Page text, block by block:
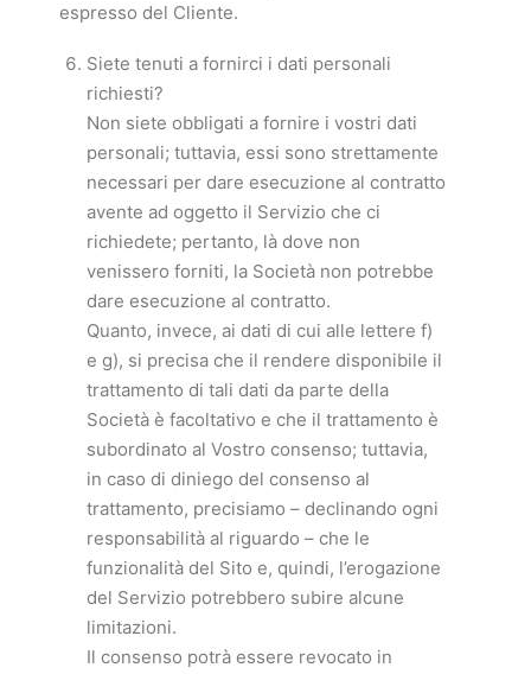
espresso del Cliente.
Siete tenuti a fornirci i dati personali
richiesti?
Non siete obbligati a fornire i vostri dati
personali; tuttavia, essi sono strettamente
necessari per dare esecuzione al contratto
avente ad oggetto il Servizio che ci
richiedete; pertanto, là dove non
venissero forniti, la Società non potrebbe
dare esecuzione al contratto.
Quanto, invece, ai dati di cui alle lettere f)
e g), si precisa che il rendere disponibile il
trattamento di tali dati da parte della
Società è facoltativo e che il trattamento è
subordinato al Vostro consenso; tuttavia,
in caso di diniego del consenso al
trattamento, precisiamo – declinando ogni
responsabilità al riguardo – che le
funzionalità del Sito e, quindi, l’erogazione
del Servizio potrebbero subire alcune
limitazioni.
Il consenso potrà essere revocato in